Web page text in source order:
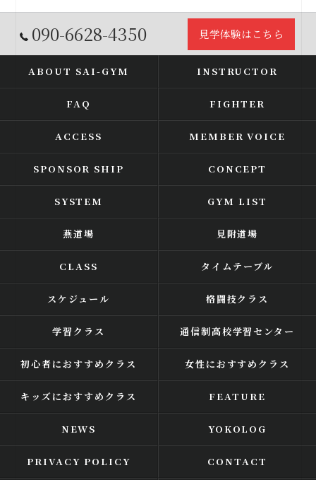
090-6628-4350 見学体験はこちら
ABOUT SAI-GYM INSTRUCTOR
FAQ FIGHTER
ACCESS MEMBER VOICE
SPONSOR SHIP CONCEPT
SYSTEM GYM LIST
燕道場 見附道場
CLASS タイムテーブル
スケジュール 格闘技クラス
学習クラス 通信制高校学習センター
初心者におすすめクラス 女性におすすめクラス
キッズにおすすめクラス FEATURE
NEWS YOKOLOG
PRIVACY POLICY CONTACT